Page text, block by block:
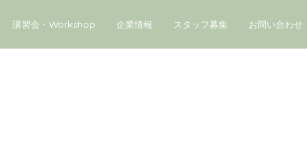
講習会・Workshop 企業情報 スタッフ募集 お問い合わせ